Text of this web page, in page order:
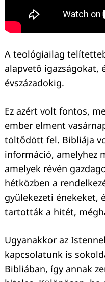
A teológiailag
alapvető igazságokat,
évszázadokig.
Ez azért volt fontos,
ember elment
töltődött fel. Bibliája
információ, amelyhez
amelyek révén
hétközben a
gyülekezeti énekeket,
tartották a hitét,
Ugyanakkor az
kapcsolatunk is
Bibliában, így annak